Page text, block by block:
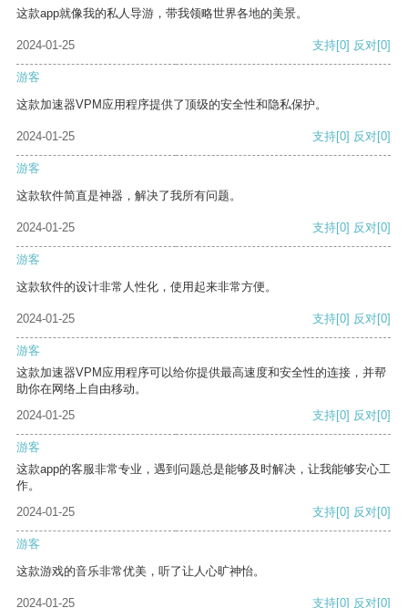
这款app就像我的私人导游，带我领略世界各地的美景。
2024-01-25 支持[0] 反对[0]
游客
这款加速器VPM应用程序提供了顶级的安全性和隐私保护。
2024-01-25 支持[0] 反对[0]
游客
这款软件简直是神器，解决了我所有问题。
2024-01-25 支持[0] 反对[0]
游客
这款软件的设计非常人性化，使用起来非常方便。
2024-01-25 支持[0] 反对[0]
游客
这款加速器VPM应用程序可以给你提供最高速度和安全性的连接，并帮
助你在网络上自由移动。
2024-01-25
支持[0] 反对[0]
游客
这款app的客服非常专业，遇到问题总是能够及时解决，让我能够安心工
作。
2024-01-25
支持[0] 反对[0]
游客
这款游戏的音乐非常优美，听了让人心旷神怡。
2024-01-25 支持[0] 反对[0]